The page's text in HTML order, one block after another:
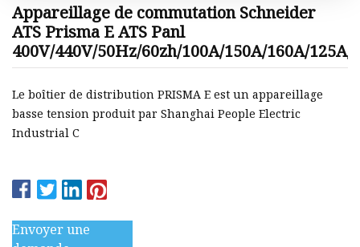
Appareillage de commutation Schneider
ATS Prisma E ATS Panl
400V/440V/50Hz/60zh/100A/150A/160A/125A/
Le boîtier de distribution PRISMA E est un appareillage
basse tension produit par Shanghai People Electric
Industrial C
Envoyer une